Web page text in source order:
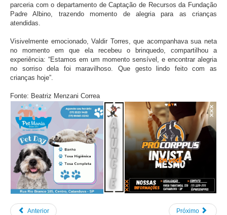
parceria com o departamento de Captação de Recursos da Fundação
Padre Albino, trazendo momento de alegria para as crianças
atendidas.
Visivelmente emocionado, Valdir Torres, que acompanhava sua neta
no momento em que ela recebeu o brinquedo, compartilhou a
experiência: “Estamos em um momento sensível, e encontrar alegria
no sorriso dela foi maravilhoso. Que gesto lindo feito com as
crianças hoje”.
Fonte: Beatriz Menzani Correa
Anterior Próximo